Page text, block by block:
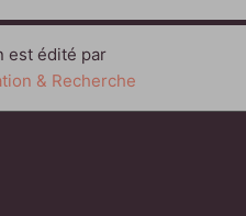
est édité par
& Recherche